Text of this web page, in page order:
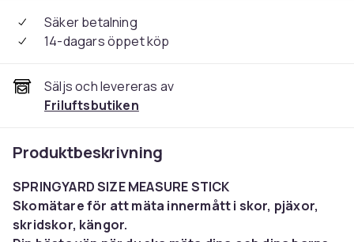
Säker betalning
14-dagars öppet köp
Säljs och levereras av
Friluftsbutiken
Produktbeskrivning
SPRINGYARD SIZE MEASURE STICK
Skomätare för att mäta innermått i skor, pjäxor,
skridskor, kängor.